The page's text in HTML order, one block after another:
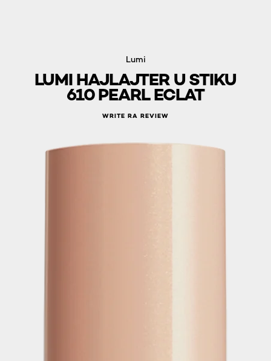
Lumi
LUMI HAJLAJTER U STIKU
610 PEARL ECLAT
WRITE RA REVIEW